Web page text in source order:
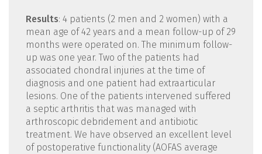
Results: 4 patients (2 men and 2 women) with a
mean age of 42 years and a mean follow-up of 29
months were operated on. The minimum follow-
up was one year. Two of the patients had
associated chondral injuries at the time of
diagnosis and one patient had extraarticular
lesions. One of the patients intervened suffered
a septic arthritis that was managed with
arthroscopic debridement and antibiotic
treatment. We have observed an excellent level
of postoperative functionality (AOFAS average